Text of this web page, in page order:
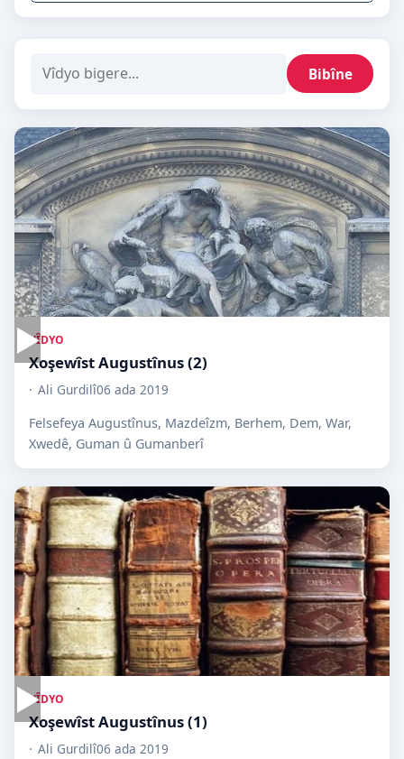
Bibîne
▶VÎDYO
Xoşewîst Augustînus (2)
Ali Gurdilî06 ada 2019
Felsefeya Augustînus, Mazdeîzm, Berhem, Dem, War,
Xwedê, Guman û Gumanberî
▶VÎDYO
Xoşewîst Augustînus (1)
Ali Gurdilî06 ada 2019